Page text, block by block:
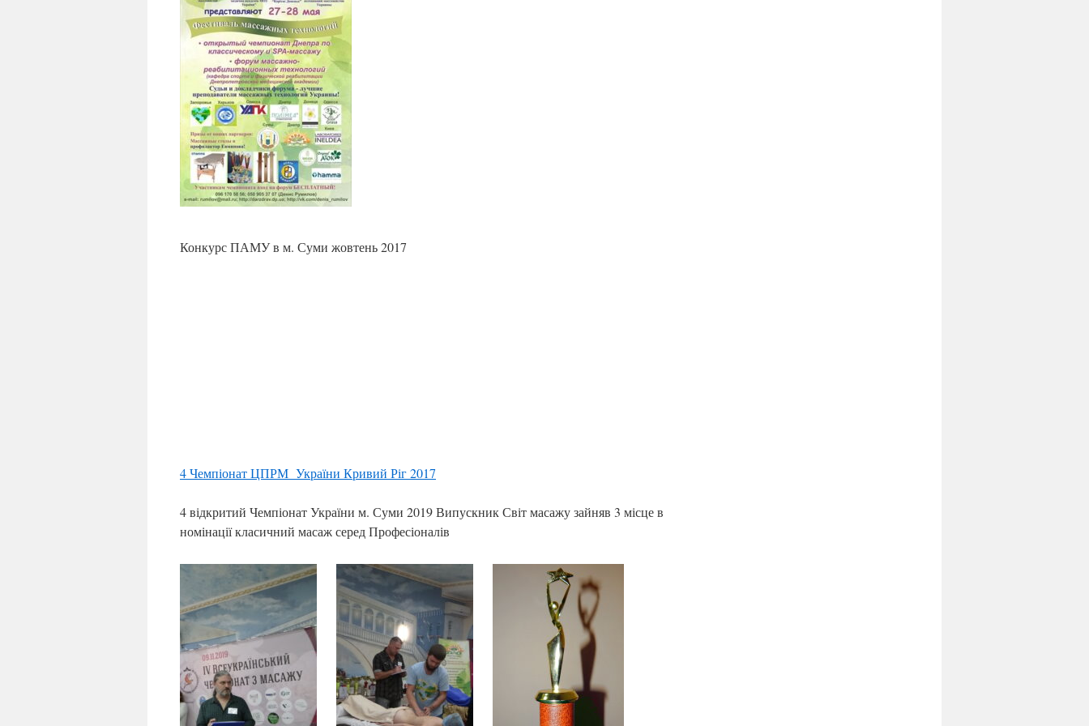
Конкурс ПАМУ в м. Суми жовтень 2017
4 Чемпіонат ЦПРМ України Кривий Ріг 2017
4 відкритий Чемпіонат України м. Суми 2019 Випускник Світ масажу зайняв 3 місце в
номінації класичний масаж серед Професіоналів